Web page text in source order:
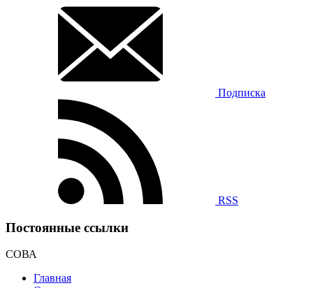
Подписка
RSS
Постоянные ссылки
СОВА
Главная